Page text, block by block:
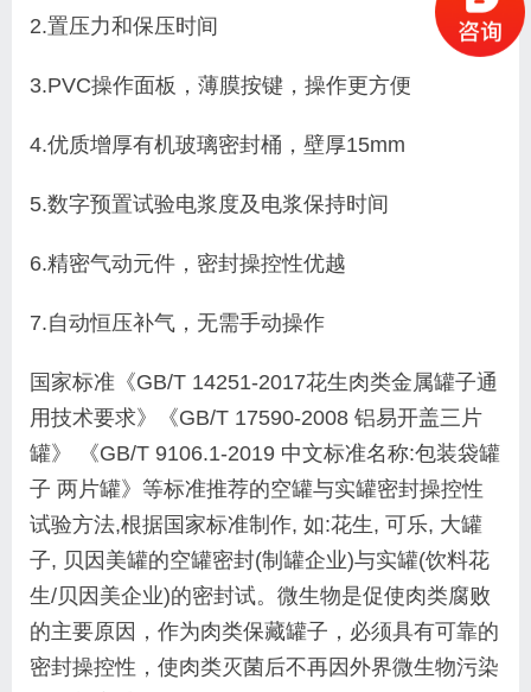
2.置压力和保压时间
3.PVC操作面板，薄膜按键，操作更方便
4.优质增厚有机玻璃密封桶，壁厚15mm
5.数字预置试验电浆度及电浆保持时间
6.精密气动元件，密封操控性优越
7.自动恒压补气，无需手动操作
国家标准《GB/T 14251-2017花生肉类金属罐子通
用技术要求》《GB/T 17590-2008 铝易开盖三片
罐》 《GB/T 9106.1-2019 中文标准名称:包装袋罐
子 两片罐》等标准推荐的空罐与实罐密封操控性
试验方法,根据国家标准制作, 如:花生, 可乐, 大罐
子, 贝因美罐的空罐密封(制罐企业)与实罐(饮料花
生/贝因美企业)的密封试。微生物是促使肉类腐败
的主要原因，作为肉类保藏罐子，必须具有可靠的
密封操控性，使肉类灭菌后不再因外界微生物污染